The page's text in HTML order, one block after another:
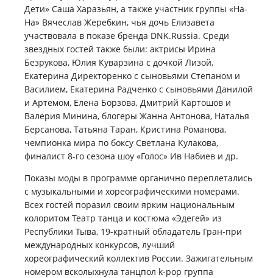
Дети» Саша Харазьян, а также участник группы «На-
На» Вячеслав Жеребкин, чья дочь Елизавета
участвовала в показе бренда DNK.Russia. Среди
звездных гостей также были: актрисы Ирина
Безрукова, Юлия Куварзина с дочкой Лизой,
Екатерина Директоренко с сыновьями Степаном и
Василием, Екатерина Радченко с сыновьями Данилой
и Артемом, Елена Борзова, Дмитрий Картошов и
Валерия Минина, блогеры Жанна Антонова, Наталья
Берсанова, Татьяна Таран, Кристина Романова,
чемпионка мира по боксу Светлана Кулакова,
финалист 8-го сезона шоу «Голос» Ив Набиев и др.
Показы моды в программе органично переплетались
с музыкальными и хореографическими номерами.
Всех гостей поразил своим ярким национальным
колоритом Театр танца и костюма «Эдегей» из
Республики Тыва, 19-кратный обладатель Гран-при
международных конкурсов, лучший
хореографический коллектив России. Зажигательным
номером всколыхнула танцпол k-pop группа